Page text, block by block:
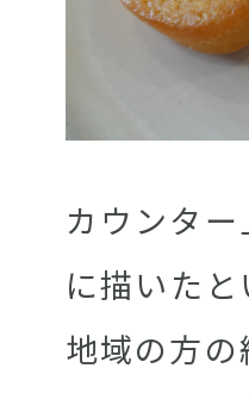
カウンタ
に描いた
地域の方